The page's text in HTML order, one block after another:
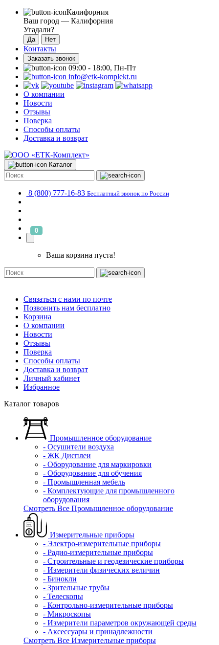
Калифорния
Ваш город — Калифорния
Угадали?
Контакты
Заказать звонок
09:00 - 18:00, Пн-Пт
info@etk-komplekt.ru
О компании
Новости
Отзывы
Поверка
Способы оплаты
Доставка и возврат
Каталог
8 (800) 777-16-83 Бесплатный звонок по России
0
Ваша корзина пуста!
Связаться с нами по почте
Позвонить нам бесплатно
Корзина
О компании
Новости
Отзывы
Поверка
Способы оплаты
Доставка и возврат
Личный кабинет
Избранное
Каталог товаров
Промышленное оборудование
- Осушители воздуха
- ЖК Дисплеи
- Оборудование для маркировки
- Оборудование для обучения
- Промышленная мебель
- Комплектующие для промышленного
оборудования
Смотреть Все Промышленное оборудование
Измерительные приборы
- Электро-измерительные приборы
- Радио-измерительные приборы
- Строительные и геодезические приборы
- Измерители физических величин
- Бинокли
- Зрительные трубы
- Телескопы
- Контрольно-измерительные приборы
- Микроскопы
- Измерители параметров окружающей среды
- Аксессуары и принадлежности
Смотреть Все Измерительные приборы